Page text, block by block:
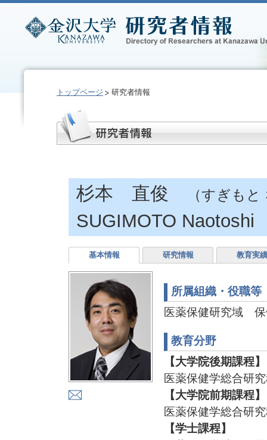
トップページ 研究者情報
杉本 直俊 （すぎも
SUGIMOTO Naotoshi
基本情報 研究情報 教育実績
所属組織・役職等
医薬保健研究域 保
教育分野
【大学院後期課程】
医薬保健学総合研
【大学院前期課程】
医薬保健学総合研
【学士課程】